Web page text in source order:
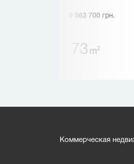
9 563 700 грн.
73 m2
Коммерческая